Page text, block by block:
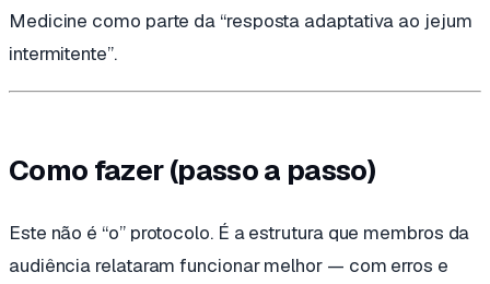
Medicine como parte da “resposta adaptativa ao jejum
intermitente”.
Como fazer (passo a passo)
Este não é “o” protocolo. É a estrutura que membros da
audiência relataram funcionar melhor — com erros e